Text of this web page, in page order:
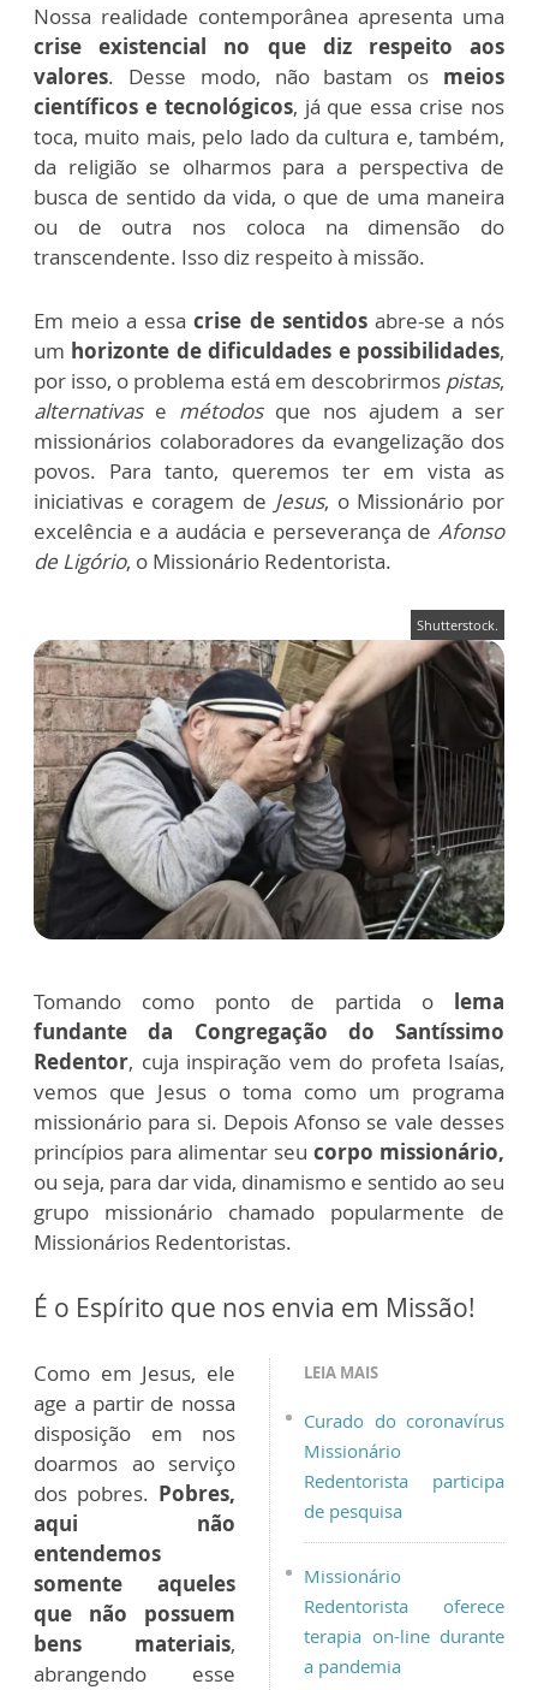
Nossa realidade contemporânea apresenta uma
crise existencial no que diz respeito aos
valores. Desse modo, não bastam os meios
científicos e tecnológicos, já que essa crise nos
toca, muito mais, pelo lado da cultura e, também,
da religião se olharmos para a perspectiva de
busca de sentido da vida, o que de uma maneira
ou de outra nos coloca na dimensão do
transcendente. Isso diz respeito à missão.
Em meio a essa crise de sentidos abre-se a nós
um horizonte de dificuldades e possibilidades,
por isso, o problema está em descobrirmos pistas,
alternativase métodosque nos ajudem a ser
missionários colaboradores da evangelização dos
povos. Para tanto, queremos ter em vista as
iniciativas e coragem de Jesus, o Missionário por
excelência e a audácia e perseverança de Afonso
de Ligório, o Missionário Redentorista.
Shutterstock.
Tomando como ponto de partida o lema
fundante da Congregação do Santíssimo
Redentor, cuja inspiração vem do profeta Isaías,
vemos que Jesus o toma como um programa
missionário para si. Depois Afonso se vale desses
princípios para alimentar seu corpo missionário,
ou seja, para dar vida, dinamismo e sentido ao seu
grupo missionário chamado popularmente de
Missionários Redentoristas.
É o Espírito que nos envia em Missão!
LEIA MAIS
Curado do coronavírus
Missionário
Redentorista participa
de pesquisa
Missionário
Redentorista oferece
terapia on-line durante
a pandemia
Como em Jesus, ele
age a partir de nossa
disposição em nos
doarmos ao serviço
dos pobres. Pobres,
aqui não
entendemos
somente aqueles
que não possuem
bens materiais,
abrangendo esse